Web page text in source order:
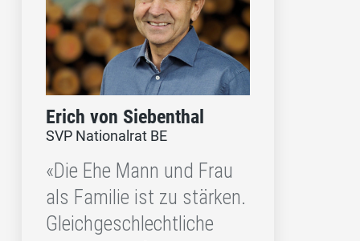
Erich von Siebenthal
SVP Nationalrat BE
«Die Ehe Mann und Frau
als Familie ist zu stärken.
Gleichgeschlechtliche